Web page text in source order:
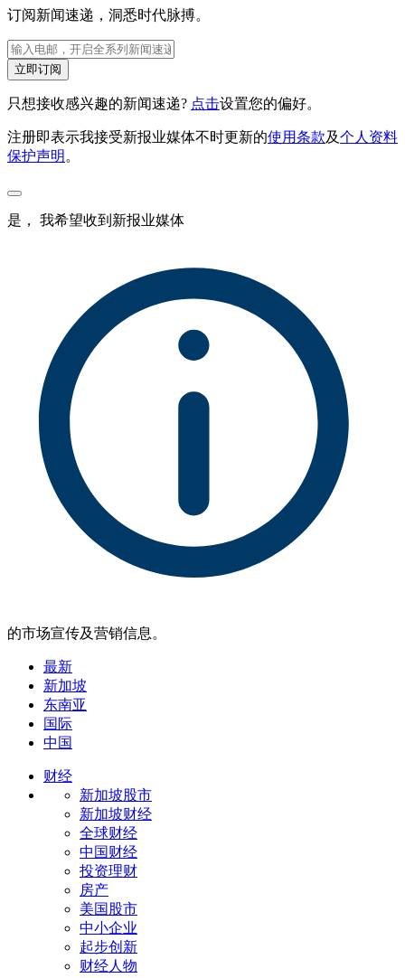
订阅新闻速递，洞悉时代脉搏。
立即订阅
只想接收感兴趣的新闻速递? 点击设置您的偏好。
注册即表示我接受新报业媒体不时更新的使用条款及个人资料
保护声明 。
是， 我希望收到新报业媒体
的市场宣传及营销信息。
最新
新加坡
东南亚
国际
中国
财经
新加坡股市
新加坡财经
全球财经
中国财经
投资理财
房产
美国股市
中小企业
起步创新
财经人物